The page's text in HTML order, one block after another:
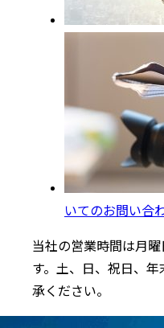
いてのお問い合
当社の営業時間は月
す。土、日、祝日、
承ください。